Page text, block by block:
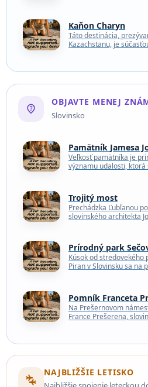
Kaňon Charyn
Táto destinácia,
Kazachstanu, je
not_listed_location
OBJAVTE MENEJ
Slovinsko
Pamätník Jamesa
Veľkosť pamätníka je
významu udalosti, ktorá
Trojitý most
Prechádzka Ľubľanou
slovinského architekta
Prírodný park
Kúsok od stredovekého
Piran v Slovinsku sa na
Pomník Franceta
Na Prešernovom
France Prešerena,
connecting_airports
NAJBLIŽŠIE LETISKO